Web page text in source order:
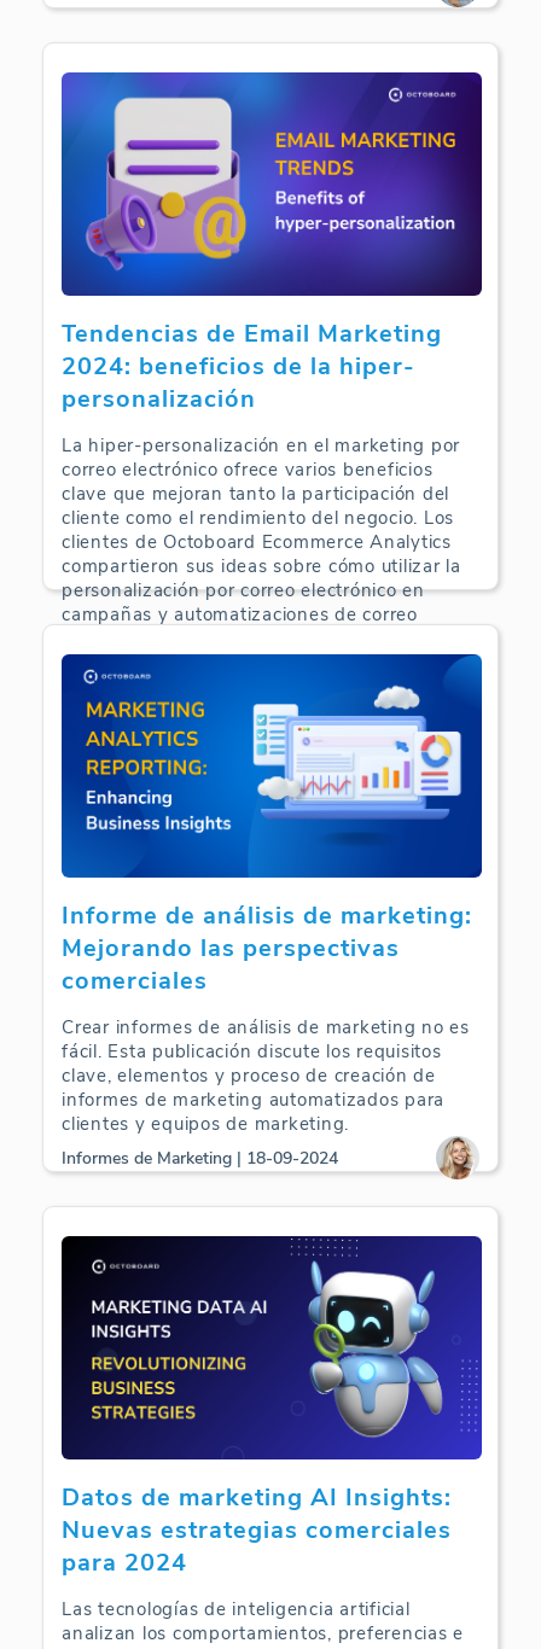
Tendencias de Email Marketing
2024: beneficios de la hiper-
personalización
La hiper-personalización en el marketing por
correo electrónico ofrece varios beneficios
clave que mejoran tanto la participación del
cliente como el rendimiento del negocio. Los
clientes de Octoboard Ecommerce Analytics
compartieron sus ideas sobre cómo utilizar la
personalización por correo electrónico en
campañas y automatizaciones de correo
Análisis de Comercio Electrónico | 24-09-2024
Informe de análisis de marketing:
Mejorando las perspectivas
comerciales
Crear informes de análisis de marketing no es
fácil. Esta publicación discute los requisitos
clave, elementos y proceso de creación de
informes de marketing automatizados para
clientes y equipos de marketing.
Informes de Marketing | 18-09-2024
Datos de marketing AI Insights:
Nuevas estrategias comerciales
para 2024
Las tecnologías de inteligencia artificial
analizan los comportamientos, preferencias e